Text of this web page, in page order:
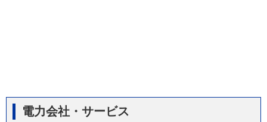
電力会社・サービス